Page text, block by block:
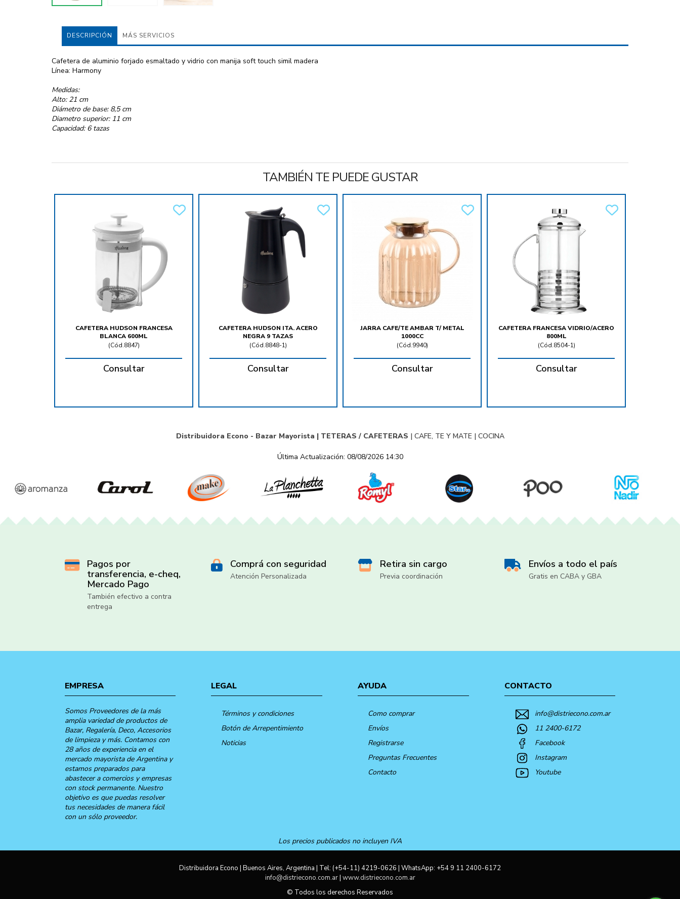
DESCRIPCIÓN MÁS SERVICIOS
Cafetera de aluminio forjado esmaltado y vidrio con manija soft touch simil madera
Línea: Harmony
Medidas:
Alto: 21 cm
Diámetro de base: 8,5 cm
Diametro superior: 11 cm
Capacidad: 6 tazas
TAMBIÉN TE PUEDE GUSTAR
CAFETERA HUDSON FRANCESA
BLANCA 600ML
(Cód.8847)
Consultar
CAFETERA HUDSON ITA. ACERO
NEGRA 9 TAZAS
(Cód.8848-1)
Consultar
JARRA CAFE/TE AMBAR T/ METAL
1000CC
(Cód.9940)
Consultar
CAFETERA FRANCESA VIDRIO/ACERO
800ML
(Cód.8504-1)
Consultar
Distribuidora Econo - Bazar Mayorista | TETERAS / CAFETERAS | CAFE, TE Y MATE | COCINA
Última Actualización: 08/08/2026 14:30
Pagos por
transferencia, e-cheq,
Mercado Pago
También efectivo a contra
entrega
Comprá con seguridad
Atención Personalizada
Retira sin cargo
Previa coordinación
Envíos a todo el país
Gratis en CABA y GBA
EMPRESA
Somos Proveedores de la más
amplia variedad de productos de
Bazar, Regalería, Deco, Accesorios
de limpieza y más. Contamos con
28 años de experiencia en el
mercado mayorista de Argentina y
estamos preparados para
abastecer a comercios y empresas
con stock permanente. Nuestro
objetivo es que puedas resolver
tus necesidades de manera fácil
con un sólo proveedor.
LEGAL
Términos y condiciones
Botón de Arrepentimiento
Noticias
AYUDA
Como comprar
Envíos
Registrarse
Preguntas Frecuentes
Contacto
CONTACTO
info@distriecono.com.ar
11 2400-6172
Facebook
Instagram
Youtube
Los precios publicados no incluyen IVA
Distribuidora Econo | Buenos Aires, Argentina | Tel: (+54-11) 4219-0626 | WhatsApp: +54 9 11 2400-6172
info@distriecono.com.ar| www.distriecono.com.ar
© Todos los derechos Reservados